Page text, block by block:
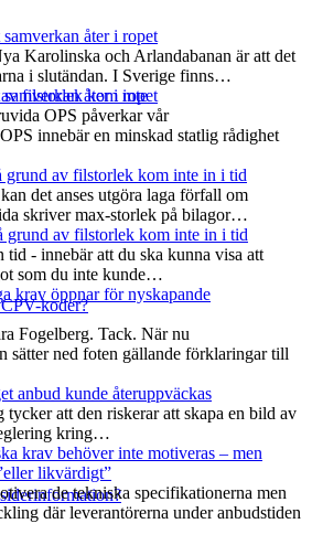
filstorlek kom inte
koder?
åter i ropet
Karolinska och Arlandabanan är att det
i slutändan. I Sverige finns…
åter i ropet
OPS påverkar vår
innebär en minskad statlig rådighet
grund av filstorlek kom inte in i tid
det anses utgöra laga förfall om
skriver max-storlek på bilagor…
grund av filstorlek kom inte in i tid
tid - innebär att du ska kunna visa att
som du inte kunde…
krav öppnar för nyskapande
Fogelberg. Tack. När nu
sätter ned foten gällande förklaringar till
anbud kunde återuppväckas
tycker att den riskerar att skapa en bild av
kring…
krav behöver inte motiveras – men
likvärdigt”
de tekniska specifikationerna men
där leverantörerna under anbudstiden